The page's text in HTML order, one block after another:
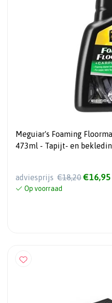
Meguiar's Foaming
473ml - Tapijt- en
adviesprijs €18,20 €16,95
Op voorraad